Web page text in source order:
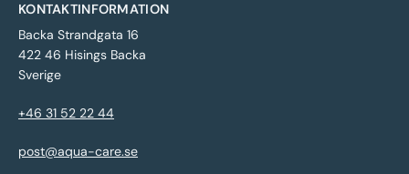
KONTAKTINFORMATION
Backa Strandgata 16
422 46 Hisings Backa
Sverige
+46 31 52 22 44
post@aqua-care.se